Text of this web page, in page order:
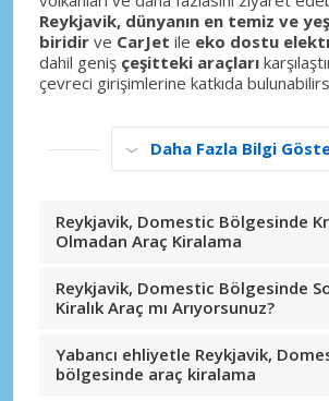
Reykjavik, dünyanın en temiz ve
biridir ve CarJet ile eko dostu
dahil geniş çeşitteki araçları
çevreci girişimlerine katkıda
Daha Fazla Bilgi
Reykjavik, Domestic Bölgesinde
Olmadan Araç Kiralama
Reykjavik, Domestic Bölgesinde
Kiralık Araç mı Arıyorsunuz?
Yabancı ehliyetle Reykjavik,
bölgesinde araç kiralama